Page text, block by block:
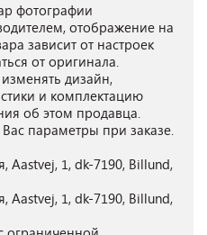
фотографии
отображение на
зависит от настроек
от оригинала.
дизайн,
и комплектацию
об этом продавца.
параметры при заказе.
Aastvej, 1, dk-7190, Billund,
Aastvej, 1, dk-7190, Billund,